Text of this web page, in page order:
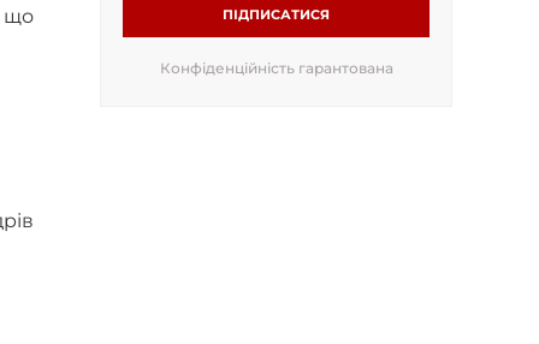
що
ПІДПИСАТИСЯ
Конфіденційність гарантована